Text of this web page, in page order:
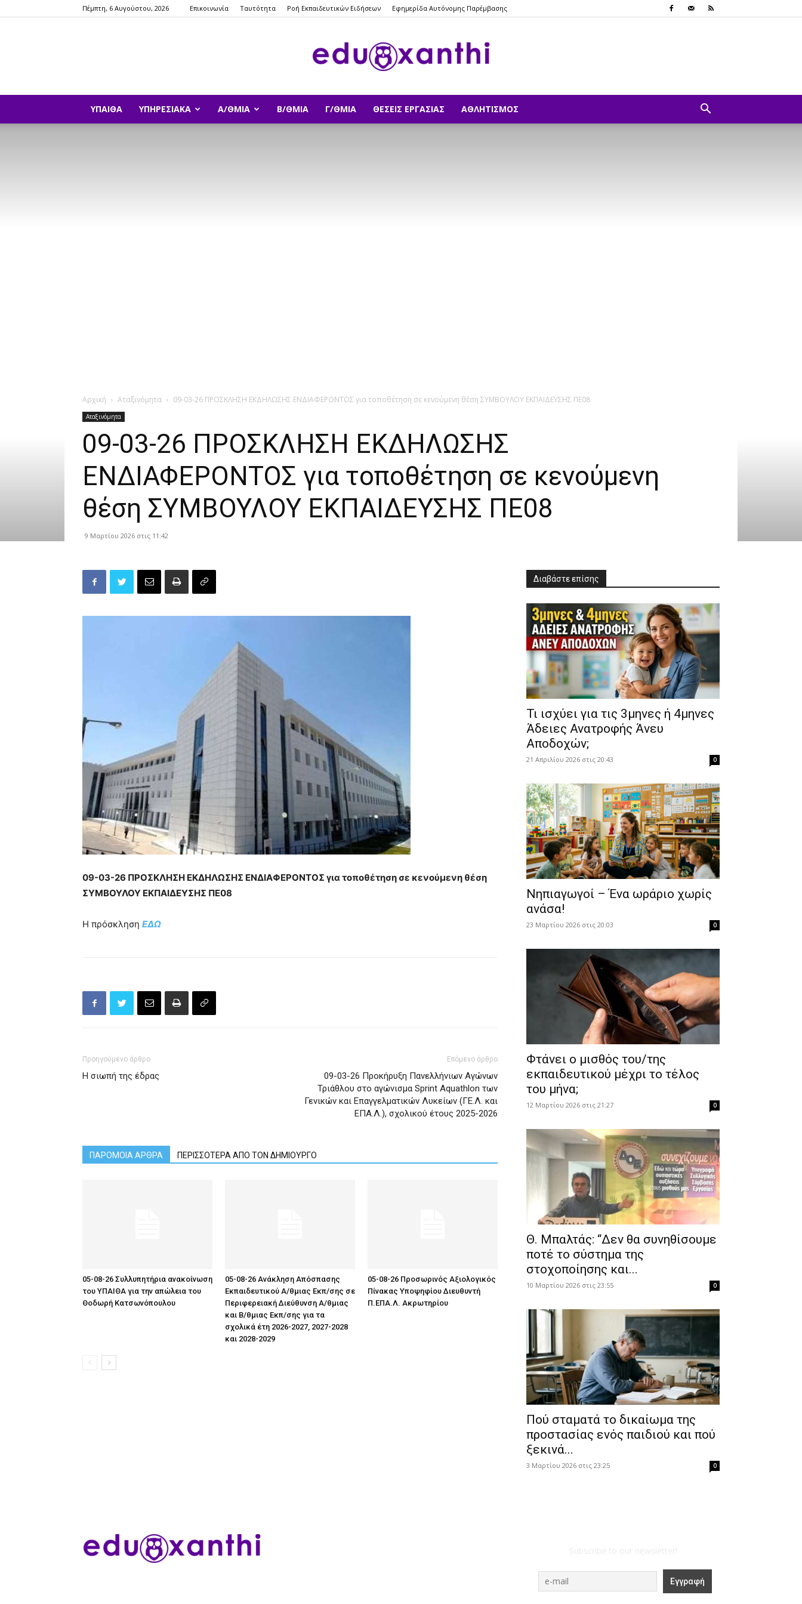
Πέμπτη, 6 Αυγούστου, 2026 Επικοινωνία Ταυτότητα Ροή Εκπαιδευτικών Ειδήσεων Εφημερίδα Αυτόνομης Παρέμβασης
eduxanthi
ΥΠΑΙΘΑ ΥΠΗΡΕΣΙΑΚΆ Α/ΘΜΙΑ Β/ΘΜΙΑ Γ/ΘΜΙΑ ΘΈΣΕΙΣ ΕΡΓΑΣΊΑΣ ΑΘΛΗΤΙΣΜΌΣ
Αρχική Αταξινόμητα 09-03-26 ΠΡΟΣΚΛΗΣΗ ΕΚΔΗΛΩΣΗΣ ΕΝΔΙΑΦΕΡΟΝΤΟΣ για τοποθέτηση σε κενούμενη θέση ΣΥΜΒΟΥΛΟΥ ΕΚΠΑΙΔΕΥΣΗΣ ΠΕ08
Αταξινόμητα
09-03-26 ΠΡΟΣΚΛΗΣΗ ΕΚΔΗΛΩΣΗΣ
ΕΝΔΙΑΦΕΡΟΝΤΟΣ για τοποθέτηση σε κενούμενη
θέση ΣΥΜΒΟΥΛΟΥ ΕΚΠΑΙΔΕΥΣΗΣ ΠΕ08
9 Μαρτίου 2026 στις 11:42
09-03-26 ΠΡΟΣΚΛΗΣΗ ΕΚΔΗΛΩΣΗΣ ΕΝΔΙΑΦΕΡΟΝΤΟΣ για τοποθέτηση σε κενούμενη θέση
ΣΥΜΒΟΥΛΟΥ ΕΚΠΑΙΔΕΥΣΗΣ ΠΕ08
Η πρόσκληση ΕΔΩ
Προηγούμενο άρθρο
Η σιωπή της έδρας
Επόμενο άρθρο
09-03-26 Προκήρυξη Πανελλήνιων Αγώνων
Τριάθλου στο αγώνισμα Sprint Aquathlon των
Γενικών και Επαγγελματικών Λυκείων (ΓΕ.Λ. και
ΕΠΑ.Λ.), σχολικού έτους 2025-2026
ΠΑΡΟΜΟΙΑ ΑΡΘΡΑ ΠΕΡΙΣΣΟΤΕΡΑ ΑΠΟ ΤΟΝ ΔΗΜΙΟΥΡΓΟ
05-08-26 Συλλυπητήρια ανακοίνωση
του ΥΠΑΙΘΑ για την απώλεια του
Θοδωρή Κατσωνόπουλου
05-08-26 Ανάκληση Απόσπασης
Εκπαιδευτικού Α/θμιας Εκπ/σης σε
Περιφερειακή Διεύθυνση Α/θμιας
και Β/θμιας Εκπ/σης για τα
σχολικά έτη 2026-2027, 2027-2028
και 2028-2029
05-08-26 Προσωρινός Αξιολογικός
Πίνακας Υποψηφίου Διευθυντή
Π.ΕΠΑ.Λ. Ακρωτηρίου
Διαβάστε επίσης
​Τι ισχύει για τις 3μηνες ή 4μηνες
Άδειες Ανατροφής Άνευ
Αποδοχών;
21 Απριλίου 2026 στις 20:43 0
Νηπιαγωγοί – Ένα ωράριο χωρίς
ανάσα!
23 Μαρτίου 2026 στις 20:03 0
Φτάνει ο μισθός του/της
εκπαιδευτικού μέχρι το τέλος
του μήνα;
12 Μαρτίου 2026 στις 21:27 0
Θ. Μπαλτάς: “Δεν θα συνηθίσουμε
ποτέ το σύστημα της
στοχοποίησης και...
10 Μαρτίου 2026 στις 23:55 0
Πού σταματά το δικαίωμα της
προστασίας ενός παιδιού και πού
ξεκινά...
3 Μαρτίου 2026 στις 23:25 0